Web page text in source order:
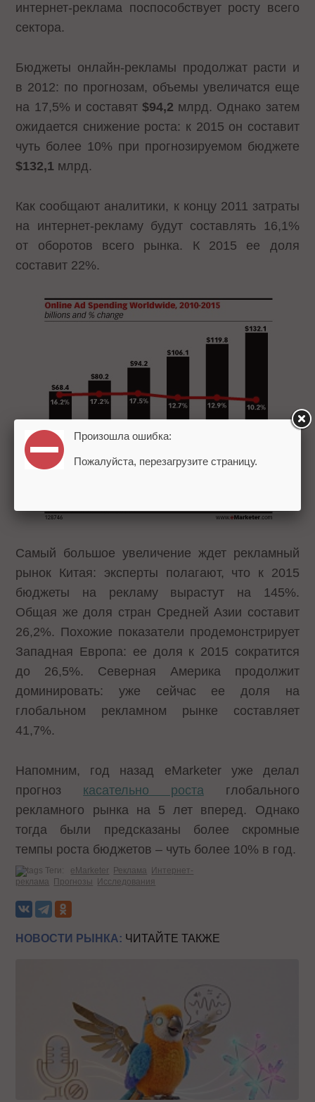
интернет-реклама поспособствует росту всего
сектора.
Бюджеты онлайн-рекламы продолжат расти и
в 2012: по прогнозам, объемы увеличатся еще
на 17,5% и составят$94,2 млрд. Однако затем
ожидается снижение роста: к 2015 он составит
чуть более 10% при прогнозируемом бюджете
$132,1 млрд.
Как сообщают аналитики, к концу 2011 затраты
на интернет-рекламу будут составлять 16,1%
от оборотов всего рынка. К 2015 ее доля
составит 22%.
Самый большое увеличение ждет рекламный
рынок Китая: эксперты полагают, что к 2015
бюджеты на рекламу вырастут на 145%.
Общая же доля стран Средней Азии составит
26,2%. Похожие показатели продемонстрирует
Западная Европа: ее доля к 2015 сократится
до 26,5%. Северная Америка продолжит
доминировать: уже сейчас ее доля на
глобальном рекламном рынке составляет
41,7%.
Напомним, год назад eMarketer уже делал
прогноз касательно роста глобального
рекламного рынка на 5 лет вперед. Однако
тогда были предсказаны более скромные
темпы роста бюджетов – чуть более 10% в год.
Теги: eMarketer Реклама Интернет-
реклама Прогнозы Исследования
НОВОСТИ РЫНКА: ЧИТАЙТЕ ТАКЖЕ
Произошла ошибка:
Пожалуйста, перезагрузите страницу.